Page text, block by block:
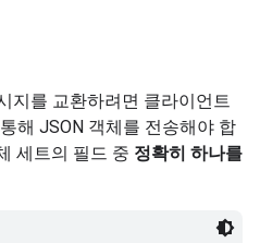
지를 교환하려면 클라이언트
해 JSON 객체를 전송해야 합
세트의 필드 중 정확히 하나를